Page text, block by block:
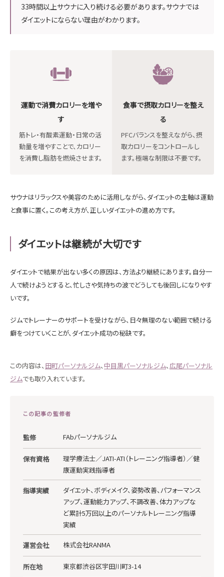
33時間以上サウナに入り続ける必要があります。サウナでは
ダイエットにならない理由がわかります。
運動で消費カロリーを増や
す
筋トレ・有酸素運動・日常の活
動量を増やすことで、カロリー
を消費し脂肪を燃焼させます。
食事で摂取カロリーを整え
る
PFCバランスを整えながら、摂
取カロリーをコントロールし
ます。極端な制限は不要です。
サウナはリラックスや美容のために活用しながら、ダイエットの主軸は運動
と食事に置く。この考え方が、正しいダイエットの進め方です。
ダイエットは継続が大切です
ダイエットで結果が出ない多くの原因は、方法より継続にあります。自分一
人で続けようとすると、忙しさや気持ちの波でどうしても後回しになりやす
いです。
ジムでトレーナーのサポートを受けながら、日々無理のない範囲で続ける
癖をつけていくことが、ダイエット成功の秘訣です。
この内容は、 田町パーソナルジム、 中目黒パーソナルジム、広尾パーソナル
ジムでも取り入れています。
この記事の監修者
監修 FAbパーソナルジム
保有資格
理学療法士／JATI-ATI（トレーニング指導者）／健
康運動実践指導者
指導実績
ダイエット、ボディメイク、姿勢改善、パフォーマンス
アップ、運動能力アップ、不調改善、体力アップな
ど累計5万回以上のパーソナルトレーニング指導
実績
運営会社 株式会社RANMA
所在地 東京都渋谷区宇田川町3-14